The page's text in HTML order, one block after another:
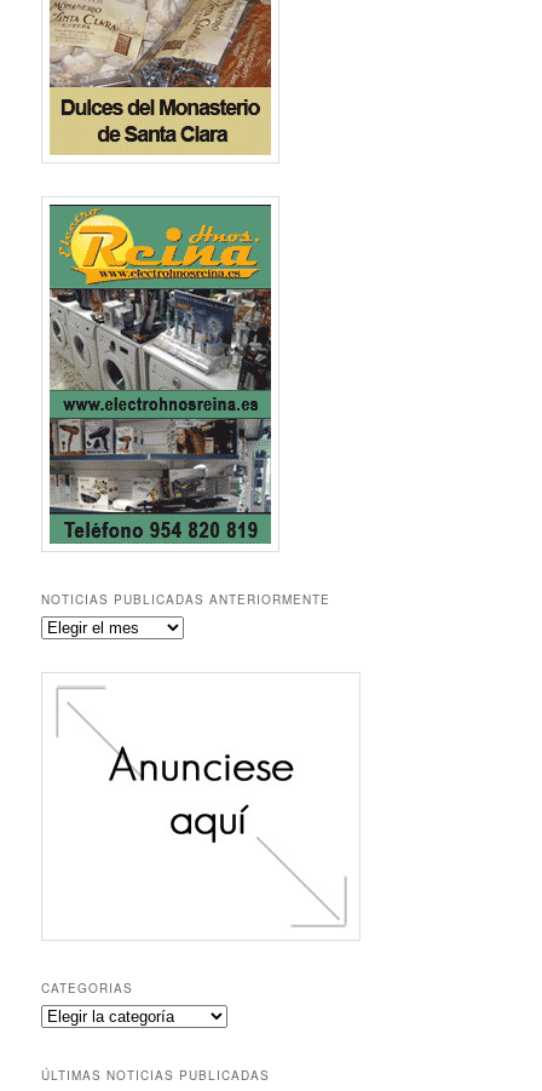
NOTICIAS PUBLICADAS ANTERIORMENTE
Noticias
anteriormente
CATEGORIAS
Categorias
ÚLTIMAS NOTICIAS PUBLICADAS